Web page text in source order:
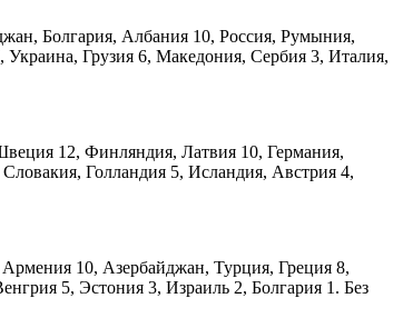
Болгария, Албания 10, Россия, Румыния,
Грузия 6, Македония, Сербия 3, Италия,
12, Финляндия, Латвия 10, Германия,
Голландия 5, Исландия, Австрия 4,
10, Азербайджан, Турция, Греция 8,
5, Эстония 3, Израиль 2, Болгария 1. Без